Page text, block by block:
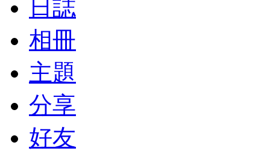
日誌
相冊
主題
分享
好友